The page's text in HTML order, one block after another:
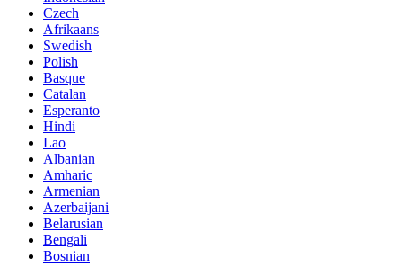
Czech
Afrikaans
Swedish
Polish
Basque
Catalan
Esperanto
Hindi
Lao
Albanian
Amharic
Armenian
Azerbaijani
Belarusian
Bengali
Bosnian